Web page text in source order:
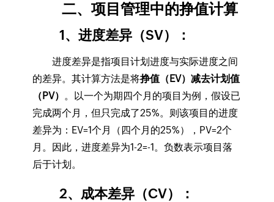
二、项目管理中的挣值计算
1、进度差异（SV）：
进度差异是指项目计划进度与实际进度之间
的差异。其计算方法是将挣值（EV）减去计划值
（PV） 。以一个为期四个月的项目为例，假设已
完成两个月，但只完成了25%。则该项目的进度
差异为：EV=1个月（四个月的25%），PV=2个
月。因此，进度差异为1-2=-1。负数表示项目落
后于计划。
2、成本差异（CV）：